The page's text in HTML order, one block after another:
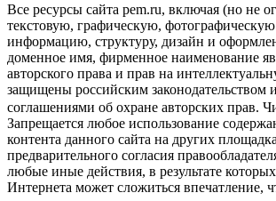
Все ресурсы сайта pem.ru, включая (но не
текстовую, графическую,
информацию, структуру, дизайн и
доменное имя, фирменное наименование
авторского права и прав на
защищены российским
соглашениями об охране авторских прав.
Запрещается любое использование
контента данного сайта на других
предварительного согласия
любые иные действия, в результате
Интернета может сложиться впечатление,